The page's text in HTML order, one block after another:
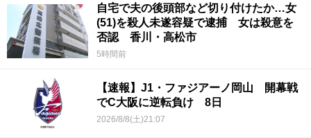
自宅で夫の後頭部など切り付けたか…女
(51)を殺人未遂容疑で逮捕 女は殺意を
否認 香川・高松市
5時間前
【速報】J1・ファジアーノ岡山 開幕戦
でC大阪に逆転負け 8日
2026/8/8(土)21:07